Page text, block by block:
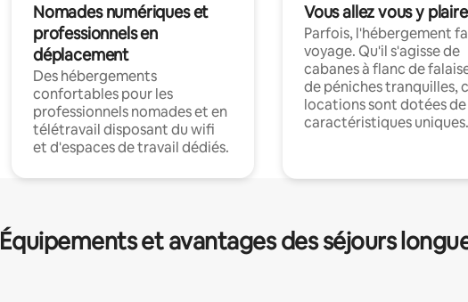
Nomades numériques et
professionnels en
déplacement
Des hébergements
confortables pour les
professionnels nomades et en
télétravail disposant du wifi
et d'espaces de travail dédiés.
Vous allez vous y plaire
Parfois, l'hébergement
voyage. Qu'il s'agisse de
cabanes à flanc de
de péniches tranquilles,
locations sont dotées de
caractéristiques uniques.
Équipements et avantages des séjours